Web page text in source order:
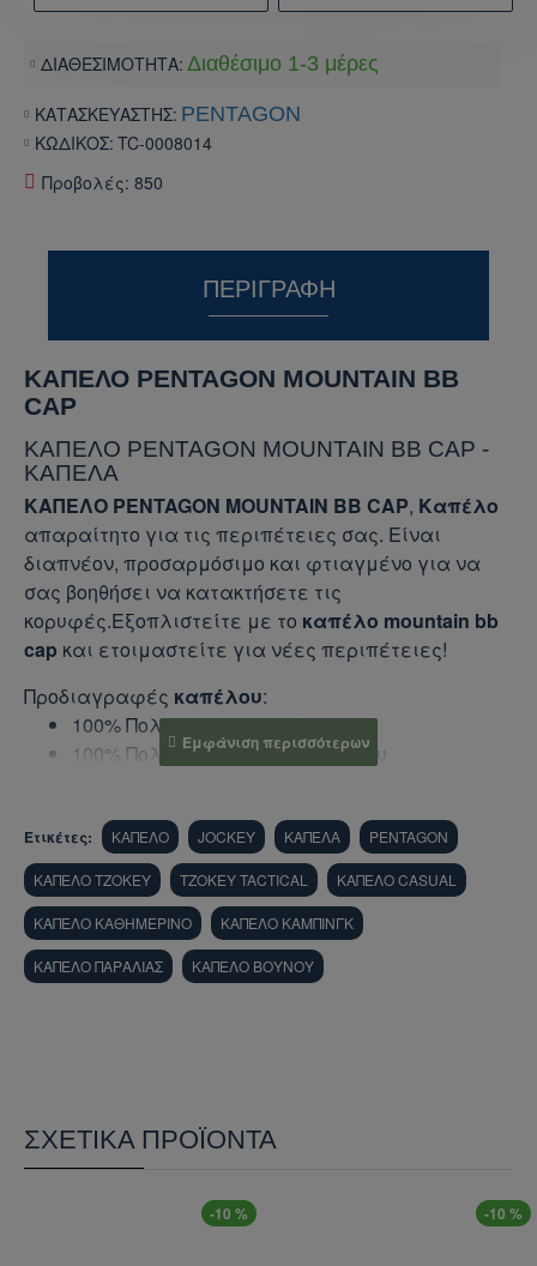
ΔΙΑΘΕΣΙΜΟΤΗΤΑ: Διαθέσιμο 1-3 μέρες
ΚΑΤΑΣΚΕΥΑΣΤΗΣ: PENTAGON
ΚΩΔΙΚΟΣ: TC-0008014
Προβολές: 850
ΠΕΡΙΓΡΑΦΉ
ΚΑΠΕΛΟ PENTAGON MOUNTAIN BB
CAP
ΚΑΠΕΛΟ PENTAGON MOUNTAIN BB CAP -
ΚΑΠΕΛΑ
ΚΑΠΕΛΟ PENTAGON MOUNTAIN BB CAP, Καπέλο
απαραίτητο για τις περιπέτειες σας. Είναι
διαπνέον, προσαρμόσιμο και φτιαγμένο για να
σας βοηθήσει να κατακτήσετε τις
κορυφές.Εξοπλιστείτε με το καπέλο mountain bb
cap και ετοιμαστείτε για νέες περιπέτειες!
Προδιαγραφές καπέλου:
100% Πολυέστερ
100% Πολυέστερ αναπνέον δίχτυ
Ιμάντας προσαρμογής μεγέθους
Ένα μέγεθος
Ετικέτες: ΚΑΠΕΛΟ JOCKEY ΚΑΠΕΛΑ PENTAGON
ΚΑΠΕΛΟ ΤΖΟΚΕΥ ΤΖΟΚΕΥ TACTICAL ΚΑΠΕΛΟ CASUAL
ΚΑΠΕΛΟ ΚΑΘΗΜΕΡΙΝΟ ΚΑΠΕΛΟ ΚΑΜΠΙΝΓΚ
ΚΑΠΕΛΟ ΠΑΡΑΛΙΑΣ ΚΑΠΕΛΟ ΒΟΥΝΟΥ
ΣΧΕΤΙΚΆ ΠΡΟΪΌΝΤΑ
-10 % -10 %